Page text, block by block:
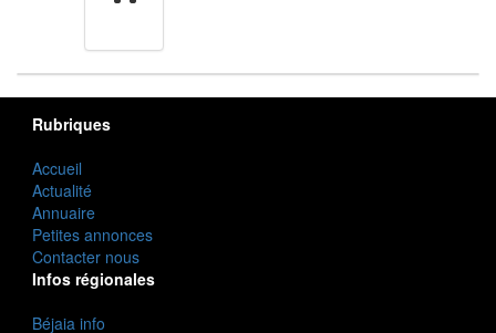
Rubriques
Accueil
Actualité
Annuaire
Petites annonces
Contacter nous
Infos régionales
Béjaia info